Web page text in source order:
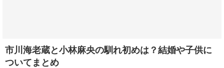
市川海老蔵と小林麻央の馴れ初めは？結婚や子供に
ついてまとめ